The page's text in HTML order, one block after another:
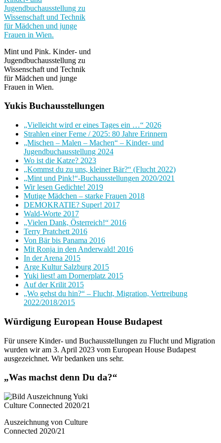
Mint und Pink. Kinder- und
Jugendbuchausstellung zu
Wissenschaft und Technik
für Mädchen und junge
Frauen in Wien.
Yukis Buchausstellungen
„Vielleicht wird er eines Tages ein …“ 2026
Strahlen einer Ferne / 2025: 80 Jahre Erinnern
„Mischen – Malen – Machen“ – Kinder- und
Jugendbuchausstellung 2024
Wo ist die Katze? 2023
„Kommst du zu uns, kleiner Bär?“ (Flucht 2022)
„Mint und Pink!“-Buchausstellungen 2020/2021
Wir lesen Gedichte! 2019
Mutige Mädchen – starke Frauen 2018
DEMOKRATIE? Super! 2017
Wald-Worte 2017
„Vielen Dank, Österreich!“ 2016
Terry Pratchett 2016
Von Bär bis Panama 2016
Mit Ronja in den Anderwald! 2016
In der Arena 2015
Arge Kultur Salzburg 2015
Yuki liest! am Dornerplatz 2015
Auf der Krilit 2015
„Wo gehst du hin?“ – Flucht, Migration, Vertreibung
2022/2018/2015
Würdigung European House Budapest
Für unsere Kinder- und Buchausstellungen zu Flucht und Migration
wurden wir am 3. April 2023 vom European House Budapest
ausgezeichnet. Wir bedanken uns sehr.
„Was machst denn Du da?“
Auszeichnung von Culture
Connected 2020/21